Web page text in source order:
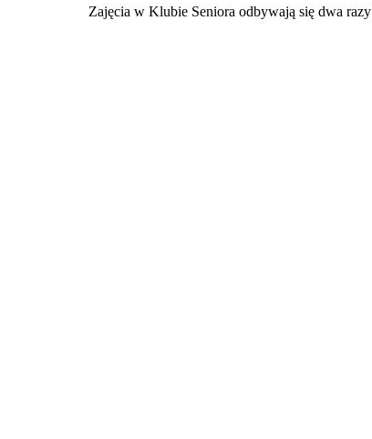
Zajęcia w Klubie Seniora odbywają się dwa